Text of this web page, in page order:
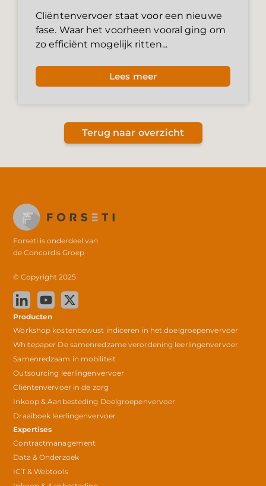
Cliëntenvervoer staat voor een nieuwe
fase. Waar het voorheen vooral ging om
zo efficiënt mogelijk ritten...
Lees meer
Terug naar overzicht
Forseti is onderdeel van
deConcordis Groep
© Copyright 2025
Producten
Workshop kostenbewust indiceren in het doelgroepenvervoer
Whitepaper De samenredzame verordening leerlingenvervoer
Samenredzaam in mobiliteit
Outsourcing leerlingenvervoer
Cliëntenvervoer in de zorg
Inkoop & Aanbesteding Doelgroepenvervoer
Draaiboek leerlingenvervoer
Expertises
Contractmanagement
Data & Onderzoek
ICT & Webtools